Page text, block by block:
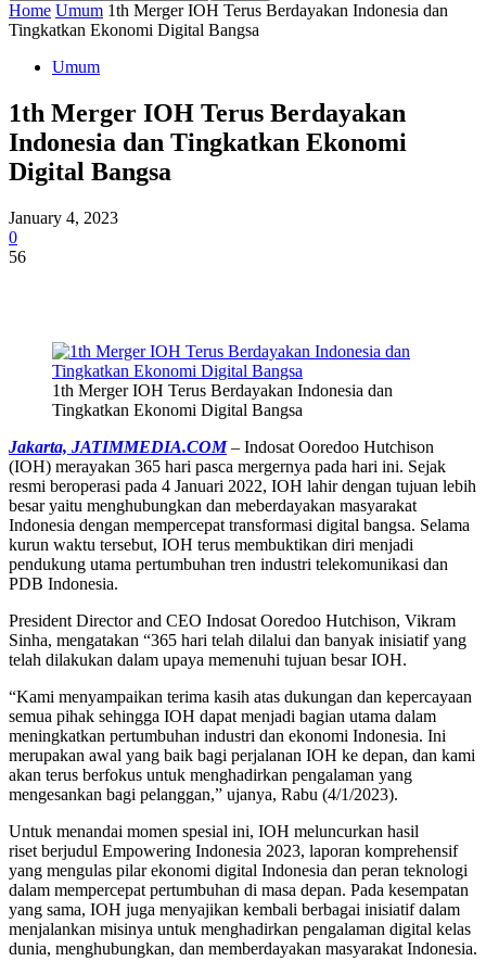
Home Umum 1th Merger IOH Terus Berdayakan Indonesia dan
Tingkatkan Ekonomi Digital Bangsa
Umum
1th Merger IOH Terus Berdayakan
Indonesia dan Tingkatkan Ekonomi
Digital Bangsa
January 4, 2023
0
56
1th Merger IOH Terus Berdayakan Indonesia dan
Tingkatkan Ekonomi Digital Bangsa
Jakarta, JATIMMEDIA.COM– Indosat Ooredoo Hutchison
(IOH) merayakan 365 hari pasca mergernya pada hari ini. Sejak
resmi beroperasi pada 4 Januari 2022, IOH lahir dengan tujuan lebih
besar yaitu menghubungkan dan meberdayakan masyarakat
Indonesia dengan mempercepat transformasi digital bangsa. Selama
kurun waktu tersebut, IOH terus membuktikan diri menjadi
pendukung utama pertumbuhan tren industri telekomunikasi dan
PDB Indonesia.
President Director and CEO Indosat Ooredoo Hutchison, Vikram
Sinha, mengatakan “365 hari telah dilalui dan banyak inisiatif yang
telah dilakukan dalam upaya memenuhi tujuan besar IOH.
“Kami menyampaikan terima kasih atas dukungan dan kepercayaan
semua pihak sehingga IOH dapat menjadi bagian utama dalam
meningkatkan pertumbuhan industri dan ekonomi Indonesia. Ini
merupakan awal yang baik bagi perjalanan IOH ke depan, dan kami
akan terus berfokus untuk menghadirkan pengalaman yang
mengesankan bagi pelanggan,” ujanya, Rabu (4/1/2023).
Untuk menandai momen spesial ini, IOH meluncurkan hasil
riset berjudul Empowering Indonesia 2023, laporan komprehensif
yang mengulas pilar ekonomi digital Indonesia dan peran teknologi
dalam mempercepat pertumbuhan di masa depan. Pada kesempatan
yang sama, IOH juga menyajikan kembali berbagai inisiatif dalam
menjalankan misinya untuk menghadirkan pengalaman digital kelas
dunia, menghubungkan, dan memberdayakan masyarakat Indonesia.